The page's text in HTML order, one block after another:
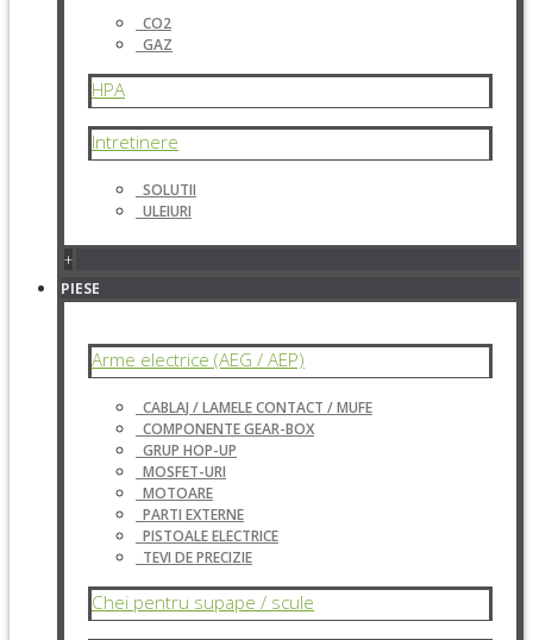
CO2
GAZ
HPA
Intretinere
SOLUTII
ULEIURI
+
PIESE
Arme electrice (AEG / AEP)
CABLAJ / LAMELE CONTACT / MUFE
COMPONENTE GEAR-BOX
GRUP HOP-UP
MOSFET-URI
MOTOARE
PARTI EXTERNE
PISTOALE ELECTRICE
TEVI DE PRECIZIE
Chei pentru supape / scule